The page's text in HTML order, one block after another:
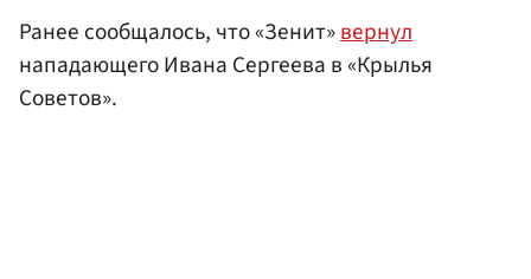
Ранее сообщалось, что «Зенит»вернул
нападающего Ивана Сергеева в «Крылья
Советов».